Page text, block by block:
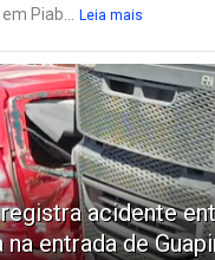
Piab...
Leia mais
acidente
na entrada de